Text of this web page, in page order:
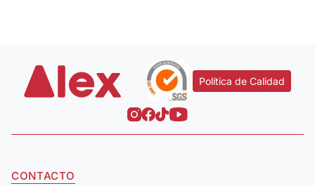
Política de Calidad
CONTACTO